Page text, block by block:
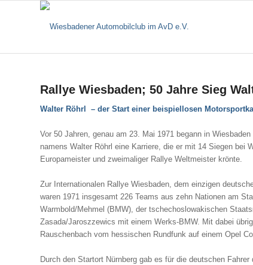
Rallye Wiesbaden; 50 Jahre Sieg
Walter Röhrl – der Start einer beispiellosen
Vor 50 Jahren, genau am 23. Mai 1971 begann in
namens Walter Röhrl eine Karriere, die er mit 14 Siegen bei
Europameister und zweimaliger Rallye Weltmeister krönte.
Zur Internationalen Rallye Wiesbaden, dem einzigen
waren 1971 insgesamt 226 Teams aus zehn Nationen am
Warmbold/Mehmel (BMW), der tschechoslowakischen
Zasada/Jaroszzewics mit einem Werks-BMW. Mit dabei
Rauschenbach vom hessischen Rundfunk auf einem Opel
Durch den Startort Nürnberg gab es für die deutschen